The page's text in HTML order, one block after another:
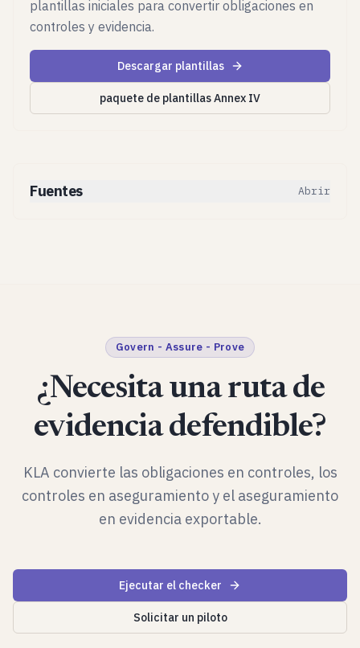
plantillas iniciales para convertir obligaciones en
controles y evidencia.
Descargar plantillas
paquete de plantillas Annex IV
Fuentes Abrir
Govern - Assure - Prove
¿Necesita una ruta de
evidencia defendible?
KLA convierte las obligaciones en controles, los
controles en aseguramiento y el aseguramiento
en evidencia exportable.
Ejecutar el checker
Solicitar un piloto